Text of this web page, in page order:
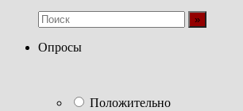
Опросы
Положительно